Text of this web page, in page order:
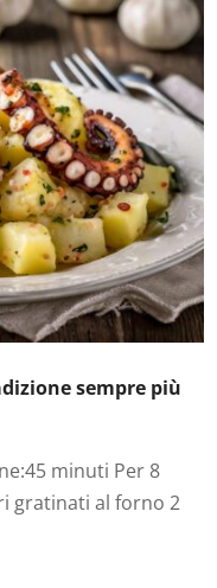
sempre più
minuti Per 8
gratinati al forno 2